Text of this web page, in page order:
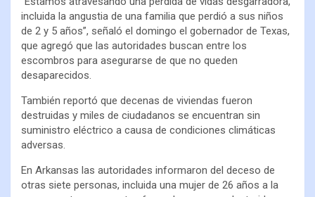
incluida la angustia de una familia que perdió a sus niños
de 2 y 5 años”, señaló el domingo el gobernador de Texas,
que agregó que las autoridades buscan entre los
escombros para asegurarse de que no queden
desaparecidos.
También reportó que decenas de viviendas fueron
destruidas y miles de ciudadanos se encuentran sin
suministro eléctrico a causa de condiciones climáticas
adversas.
En Arkansas las autoridades informaron del deceso de
otras siete personas, incluida una mujer de 26 años a la